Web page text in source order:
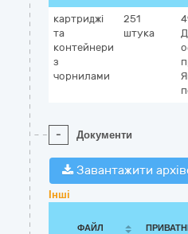
картриджі
та
контейнери
з
чорнилами
251
штука
- Документи
Завантажити
Інші
ФАЙЛ